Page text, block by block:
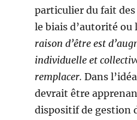
particulier du fait
le biais d’autorité ou
raison d’être est
individuelle et
remplacer. Dans
devrait être
dispositif de gestion